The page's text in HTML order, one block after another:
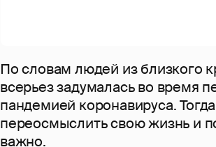
По словам людей из близкого
всерьез задумалась во время
пандемией коронавируса.
переосмыслить свою жизнь и
важно.